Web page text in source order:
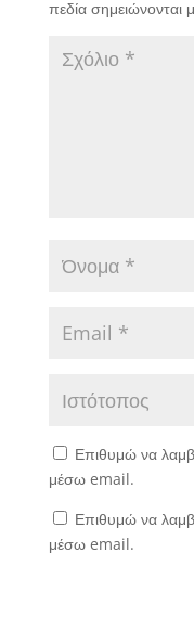
πεδία σημειώνονται
Επιθυμώ να
μέσω email.
Επιθυμώ να
μέσω email.